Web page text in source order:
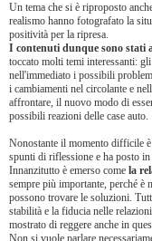
Un tema che si è riproposto
realismo hanno fotografato la
positività per la ripresa.
I contenuti dunque sono stati
toccato molti temi interessanti:
nell'immediato i possibili
i cambiamenti nel circolante e
affrontare, il nuovo modo di
possibili reazioni delle case auto.
Nonostante il momento difficile
spunti di riflessione e ha posto
Innanzitutto è emerso come la
sempre più importante, perché è
possono trovare le soluzioni.
stabilità e la fiducia nelle
mostrato di reggere anche in
Non si vuole parlare